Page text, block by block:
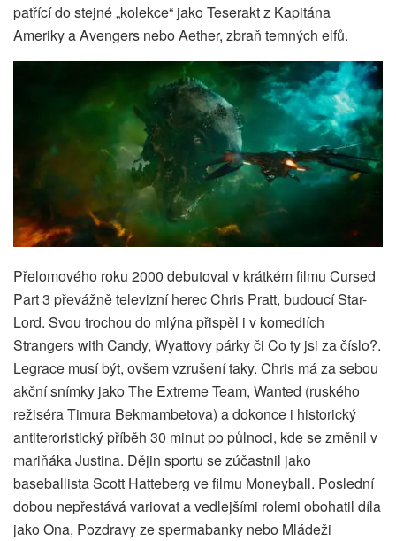
patřící do stejné „kolekce“ jako Teserakt z Kapitána
Ameriky a Avengers nebo Aether, zbraň temných elfů.
Přelomového roku 2000 debutoval v krátkém filmu Cursed
Part 3 převážně televizní herec Chris Pratt, budoucí Star-
Lord. Svou trochou do mlýna přispěl i v komediích
Strangers with Candy, Wyattovy párky či Co ty jsi za číslo?.
Legrace musí být, ovšem vzrušení taky. Chris má za sebou
akční snímky jako The Extreme Team, Wanted (ruského
režiséra Timura Bekmambetova) a dokonce i historický
antiteroristický příběh 30 minut po půlnoci, kde se změnil v
mariňáka Justina. Dějin sportu se zúčastnil jako
baseballista Scott Hatteberg ve filmu Moneyball. Poslední
dobou nepřestává variovat a vedlejšími rolemi obohatil díla
jako Ona, Pozdravy ze spermabanky nebo Mládeži